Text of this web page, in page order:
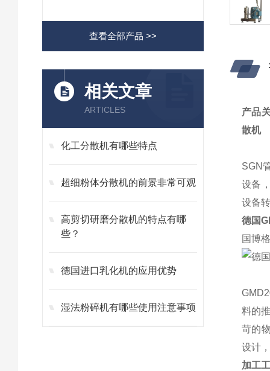
查看全部产品 >>
相关文章
ARTICLES
化工分散机有哪些特点
超细粉体分散机的前景非常可观
高剪切研磨分散机的特点有哪
些？
德国进口乳化机的应用优势
湿法粉碎机有哪些使用注意事项
产品
散机
SGN
设备
设备
德国
国博
料的
苛的
设计
加工